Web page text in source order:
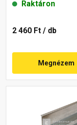
Raktáron
2 460 Ft / db
Megnézem